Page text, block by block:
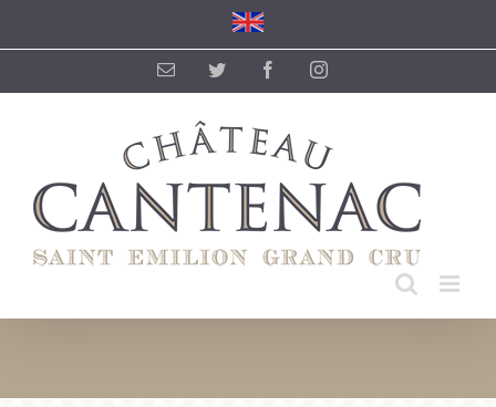
Email Twitter FacebookInstagram